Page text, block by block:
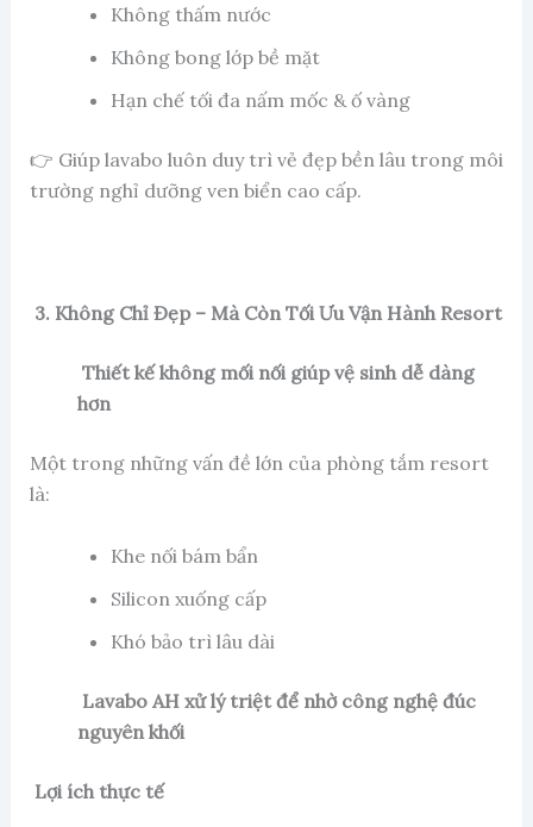
Không thấm nước
Không bong lớp bề mặt
Hạn chế tối đa nấm mốc & ố vàng
👉 Giúp lavabo luôn duy trì vẻ đẹp bền lâu trong môi
trường nghỉ dưỡng ven biển cao cấp.
3. Không Chỉ Đẹp – Mà Còn Tối Ưu Vận Hành Resort
Thiết kế không mối nối giúp vệ sinh dễ dàng
hơn
Một trong những vấn đề lớn của phòng tắm resort
là:
Khe nối bám bẩn
Silicon xuống cấp
Khó bảo trì lâu dài
Lavabo AH xử lý triệt để nhờ công nghệ đúc
nguyên khối
Lợi ích thực tế